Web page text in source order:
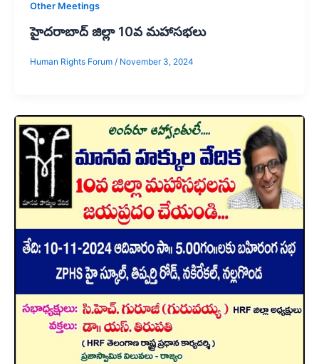
Other Meetings
హైదరాబాద్ జిల్లా 10వ మహాసభలు
Human Rights Forum / November 3, 2024